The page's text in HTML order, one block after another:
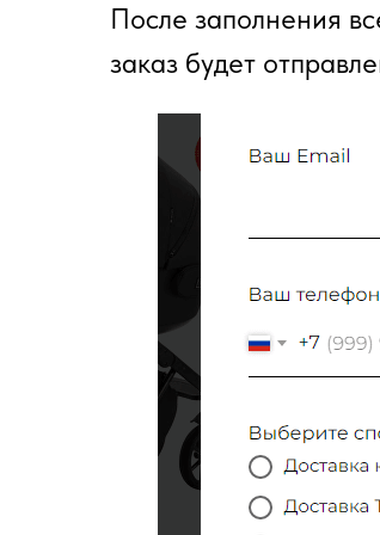
После заполнения
заказ будет